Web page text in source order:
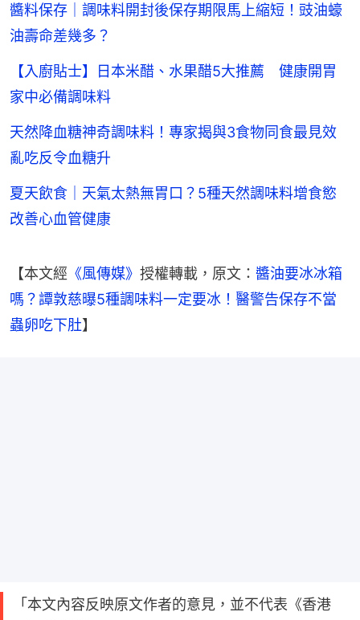
醬料保存｜調味料開封後保存期限馬上縮短！豉油蠔
油壽命差幾多？
【入廚貼士】日本米醋、水果醋5大推薦 健康開胃
家中必備調味料
天然降血糖神奇調味料！專家揭與3食物同食最見效
亂吃反令血糖升
夏天飲食｜天氣太熱無胃口？5種天然調味料增食慾
改善心血管健康
【本文經 《風傳媒》 授權轉載，原文： 醬油要冰冰箱
嗎？譚敦慈曝5種調味料一定要冰！醫警告保存不當
蟲卵吃下肚】
「本文內容反映原文作者的意見，並不代表《香港